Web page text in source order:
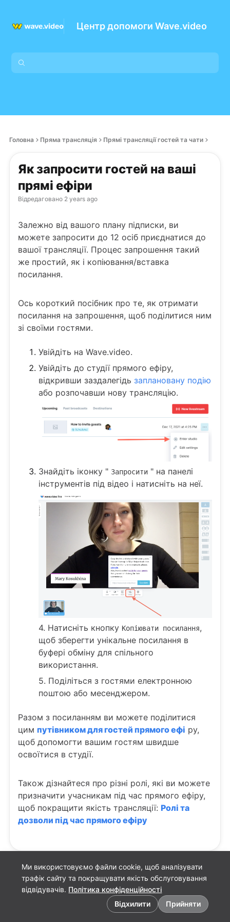
Центр допомоги Wave.video
Ми використовуємо файли cookie, щоб аналізувати
трафік сайту та покращувати якість обслуговування
відвідувачів. Політика конфіденційності
Відхилити
Прийняти
Головна Пряма трансляція Прямі трансляції гостей та чати
Як запросити гостей на ваші
прямі ефіри
Відредаговано 2 years ago
Залежно від вашого плану підписки, ви
можете запросити до 12 осіб приєднатися до
вашої трансляції. Процес запрошення такий
же простий, як і копіювання/вставка
посилання.
Ось короткий посібник про те, як отримати
посилання на запрошення, щоб поділитися ним
зі своїми гостями.
Увійдіть на Wave.video.
Увійдіть до студії прямого ефіру,
відкривши заздалегідь заплановану подію
або розпочавши нову трансляцію.
Знайдіть іконку " Запросити " на панелі
інструментів під відео і натисніть на неї.
4. Натисніть кнопку Копіювати посилання,
щоб зберегти унікальне посилання в
буфері обміну для спільного
використання.
5. Поділіться з гостями електронною
поштою або месенджером.
Разом з посиланням ви можете поділитися
цим путівником для гостей прямого ефі ру,
щоб допомогти вашим гостям швидше
освоїтися в студії.
Також дізнайтеся про різні ролі, які ви можете
призначити учасникам під час прямого ефіру,
щоб покращити якість трансляції: Ролі та
дозволи під час прямого ефіру
Налаштування файлів cookie